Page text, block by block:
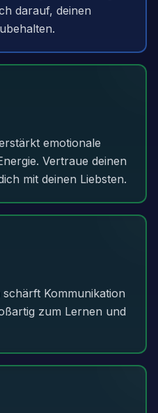
darauf, deinen
emotionale
Vertraue deinen
mit deinen Liebsten.
Kommunikation
zum Lernen und